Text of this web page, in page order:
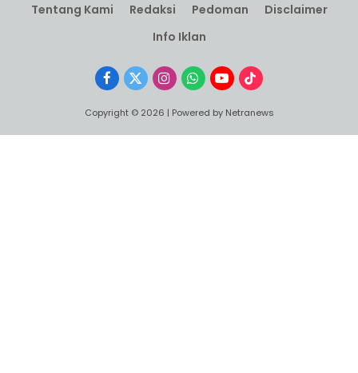
Tentang Kami Redaksi Pedoman
Disclaimer
Info Iklan
Facebook
X
InstagramWhatsApp
YouTubeTikTok
Copyright © 2026 | Powered by Netranews